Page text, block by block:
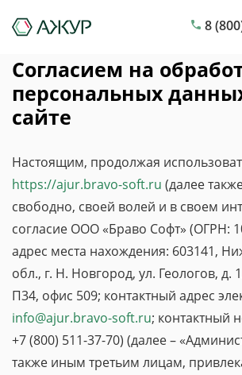
8
Согласием на
персональных
сайте
Настоящим, продолжая
https://ajur.bravo-soft.ru (далее
свободно, своей волей и в своем
согласие ООО «Браво Софт» (ОГРН:
адрес места нахождения: 603141,
обл., г. Н. Новгород, ул. Геологов,
П34, офис 509; контактный адрес
info@ajur.bravo-soft.ru; контактный
+7 (800) 511-37-70) (далее –
также иным третьим лицам,